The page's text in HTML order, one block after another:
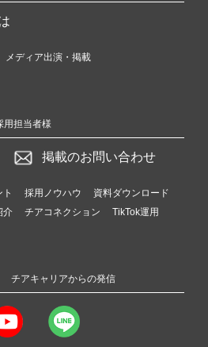
メディア出演・掲載
用担当者様
掲載のお問い合わせ
採用ノウハウ
資料ダウンロード
介 チアコネクション
TikTok運用
チアキャリアからの発信